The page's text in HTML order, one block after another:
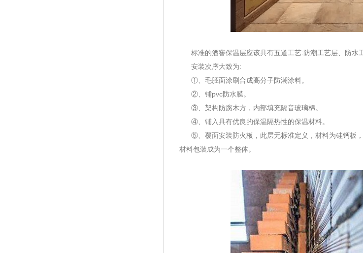
标准的酒窖保温层应该具有五道工艺:防潮工艺层、防水
安装次序大致为:
①、毛胚面涂刷合成高分子防潮涂料。
②、铺pvc防水膜。
③、架构防腐木方，内部填充隔音玻璃棉。
④、铺入具有优良的保温隔热性的保温材料。
⑤、覆面安装防火板，此层无标准定义，材料为硅钙板，
材料包装成为一个整体。